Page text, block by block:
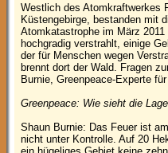
Westlich des Atomkraftwerkes
Küstengebirge, bestanden mit
Atomkatastrophe im März
hochgradig verstrahlt, einige
der für Menschen wegen
brennt dort der Wald. Fragen
Burnie, Greenpeace-Experte
Greenpeace: Wie sieht die
Shaun Burnie: Das Feuer ist
nicht unter Kontrolle. Auf 20